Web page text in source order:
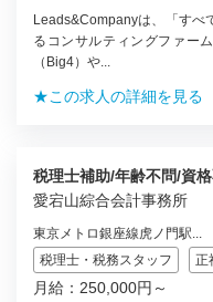
Leads&Companyは、「すべ
るコンサルティングファー
（Big4）や...
★この求人の詳細を見る
税理士補助/年齢不問/資
愛宕山綜合会計事務所
東京メトロ銀座線虎ノ門駅...
税理士・税務スタッフ
正
月給：250,000円～